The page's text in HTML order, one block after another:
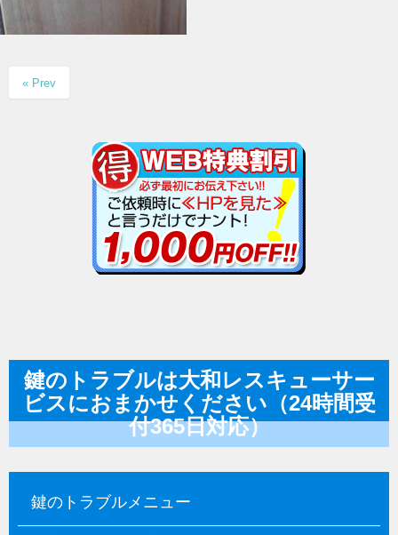
« Prev
鍵のトラブルは大和レスキューサー
ビスにおまかせください（24時間受
付365日対応）
鍵のトラブルメニュー